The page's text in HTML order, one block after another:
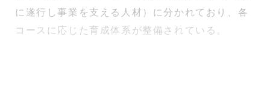
に遂行し事業を支える人材）に分かれており、各
コースに応じた育成体系が整備されている。